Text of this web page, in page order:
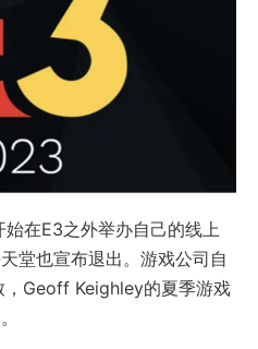
在E3之外举办自己的线上
堂也宣布退出。游戏公司自
Geoff Keighley的夏季游戏